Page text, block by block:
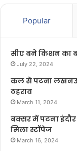
Popular
सीए बने किशन का
July 22, 2024
कल से पटना लखनऊ
ठहराव
March 11, 2024
बक्सर में पटना
मिला स्टॉपेज
March 16, 2024